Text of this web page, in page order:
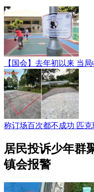
【国会】去年初以来 当
称订场百次都不成功 匹克
居民投诉少年群
镇会报警